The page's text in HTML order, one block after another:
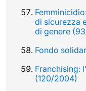
di sicurezza
di genere
Fondo
Franchising:
(120/2004)